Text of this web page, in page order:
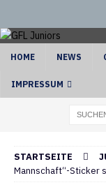
HOME NEWS
IMPRESSUM
STARTSEITE
Mannschaft“-Sticker